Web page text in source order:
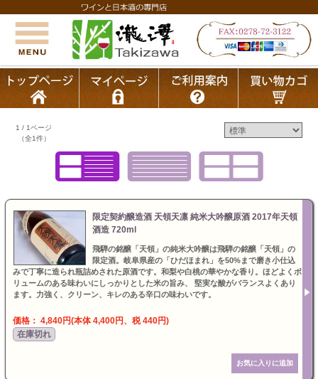
1 / 1ページ
（全1件）
限定契約醸造酒 天領天凛 純米大吟醸原酒 2017年天領
酒造 720ml
飛騨の銘醸「天領」の純米大吟醸は飛騨の銘醸「天領」の
限定酒。岐阜県産の「ひだほまれ」を50%まで磨き小仕込
みで丁寧に造られ瓶詰めされた原酒です。和梨や白桃の華やかな香り。ほどよくボ
リュームのある味わいにしっかりとした米の旨み、 堅実な酸がバランスよくあり
ます。力強く、クリーン、キレのある辛口の味わいです。
価格： 4,840円(本体 4,400円、税 440円)
在庫切れ